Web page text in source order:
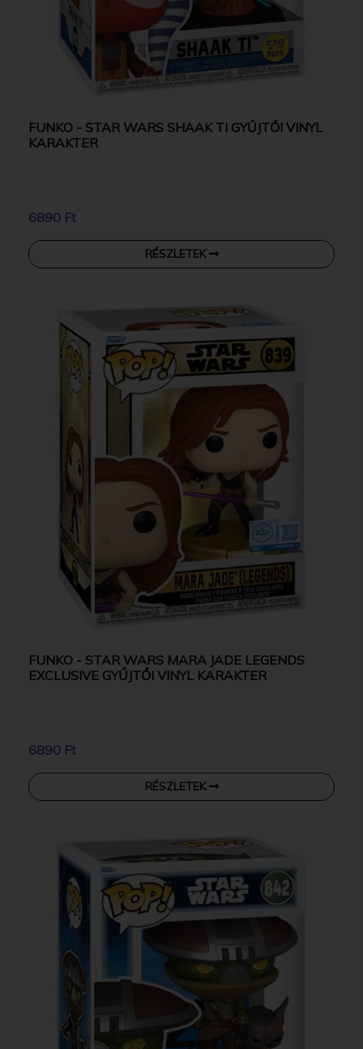
FUNKO - STAR WARS SHAAK TI GYŰJTŐI VINYL
KARAKTER
6890 Ft
RÉSZLETEK
FUNKO - STAR WARS MARA JADE LEGENDS
EXCLUSIVE GYŰJTŐI VINYL KARAKTER
6890 Ft
RÉSZLETEK